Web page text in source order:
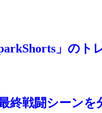
」のト
戦闘シーンを